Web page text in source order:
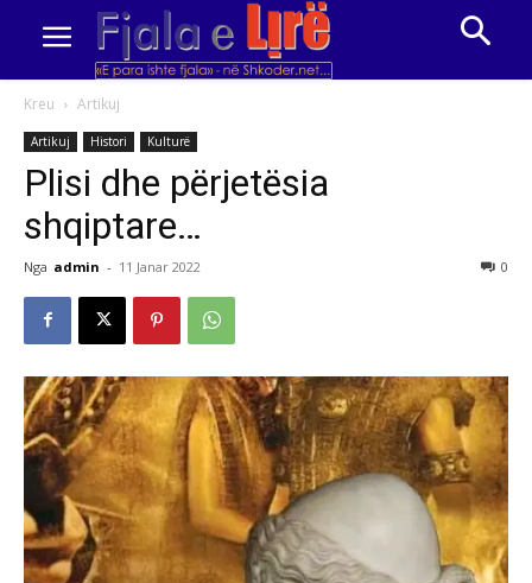
Kreu Artikuj
Artikuj Histori Kulturë
Plisi dhe përjetësia
shqiptare…
Nga admin - 11 Janar 2022 0